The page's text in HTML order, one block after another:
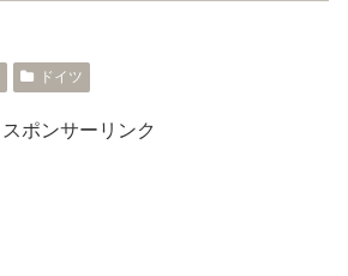
ドイツ
スポンサーリンク